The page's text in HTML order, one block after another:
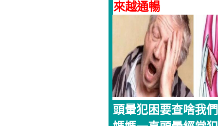
來越通暢
頭暈犯困要查啥我